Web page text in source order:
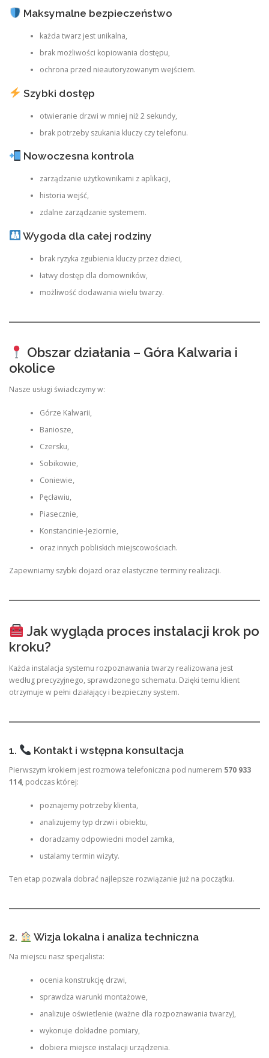
Maksymalne bezpieczeństwo
każda twarz jest unikalna,
brak możliwości kopiowania dostępu,
ochrona przed nieautoryzowanym wejściem.
Szybki dostęp
otwieranie drzwi w mniej niż 2 sekundy,
brak potrzeby szukania kluczy czy telefonu.
Nowoczesna kontrola
zarządzanie użytkownikami z aplikacji,
historia wejść,
zdalne zarządzanie systemem.
Wygoda dla całej rodziny
brak ryzyka zgubienia kluczy przez dzieci,
łatwy dostęp dla domowników,
możliwość dodawania wielu twarzy.
Obszar działania – Góra Kalwaria i
okolice
Nasze usługi świadczymy w:
Górze Kalwarii,
Baniosze,
Czersku,
Sobikowie,
Coniewie,
Pęcławiu,
Piasecznie,
Konstancinie-Jeziornie,
oraz innych pobliskich miejscowościach.
Zapewniamy szybki dojazd oraz elastyczne terminy realizacji.
Jak wygląda proces instalacji krok po
kroku?
Każda instalacja systemu rozpoznawania twarzy realizowana jest
według precyzyjnego, sprawdzonego schematu. Dzięki temu klient
otrzymuje w pełni działający i bezpieczny system.
1. Kontakt i wstępna konsultacja
Pierwszym krokiem jest rozmowa telefoniczna pod numerem 570 933
114, podczas której:
poznajemy potrzeby klienta,
analizujemy typ drzwi i obiektu,
doradzamy odpowiedni model zamka,
ustalamy termin wizyty.
Ten etap pozwala dobrać najlepsze rozwiązanie już na początku.
2. Wizja lokalna i analiza techniczna
Na miejscu nasz specjalista:
ocenia konstrukcję drzwi,
sprawdza warunki montażowe,
analizuje oświetlenie (ważne dla rozpoznawania twarzy),
wykonuje dokładne pomiary,
dobiera miejsce instalacji urządzenia.